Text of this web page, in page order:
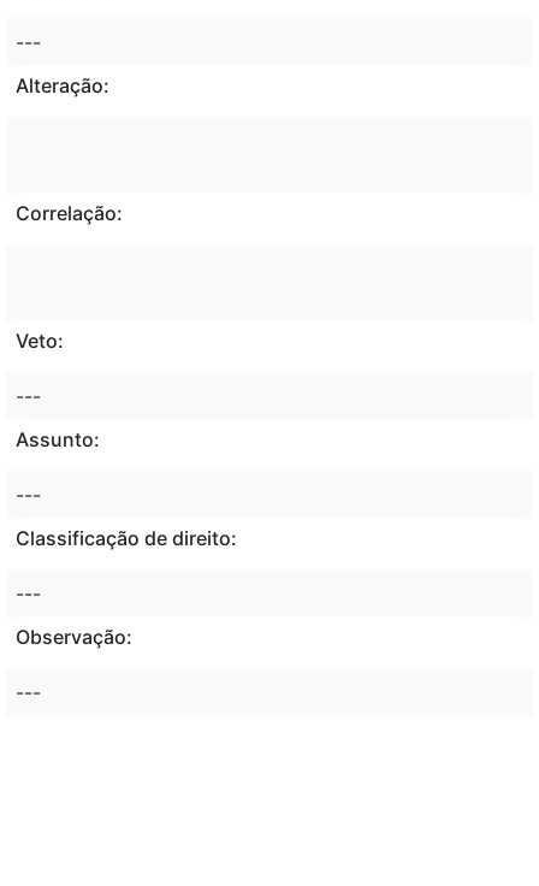
---
Alteração:
Correlação:
Veto:
---
Assunto:
---
Classificação de direito:
---
Observação:
---